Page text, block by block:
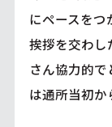
にペースをつ
挨拶を交わし
さん協力的で
は通所当初か